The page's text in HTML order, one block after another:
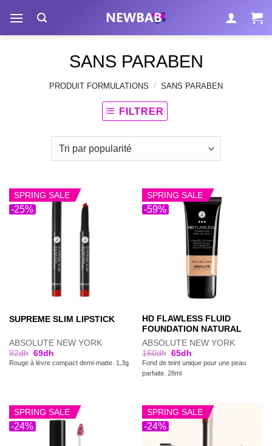
contenu
SANS PARABEN
PRODUIT FORMULATIONS / SANS PARABEN
FILTRER
-25%
SPRING SALE
SUPREME SLIM LIPSTICK
ABSOLUTE NEW YORK
92dh 69dh
Rouge à lèvre compact demi-matte. 1,3g
-59%
SPRING SALE
HD FLAWLESS FLUID
FOUNDATION NATURAL
ABSOLUTE NEW YORK
160dh 65dh
Fond de teint unique pour une peau
parfaite. 28ml
-24%
SPRING SALE
-24%
SPRING SALE